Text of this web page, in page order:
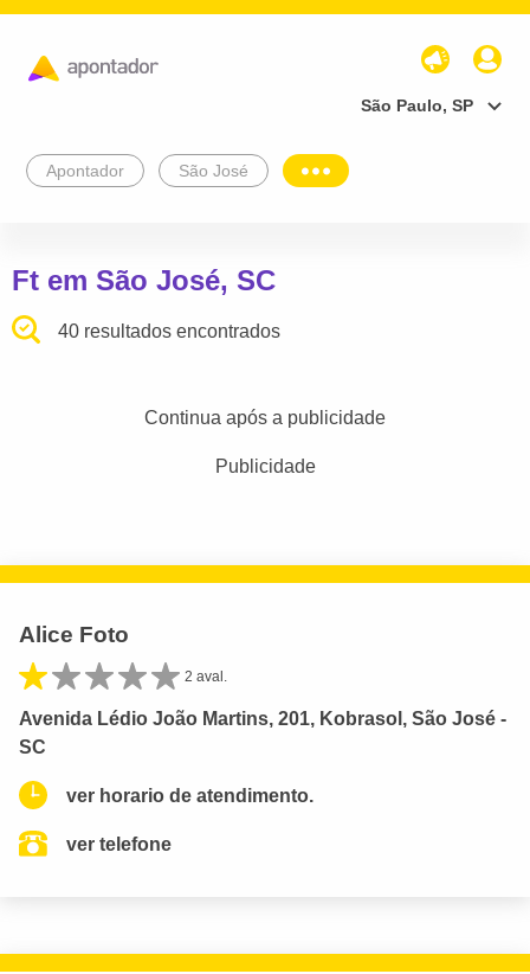
São Paulo, SP
Apontador São José
Ft em São José, SC
40 resultados encontrados
Continua após a publicidade
Publicidade
Alice Foto
2 aval.
Avenida Lédio João Martins, 201, Kobrasol, São José -
SC
ver horario de atendimento.
ver telefone